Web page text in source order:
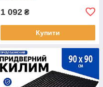
1 092 ₴
Купити